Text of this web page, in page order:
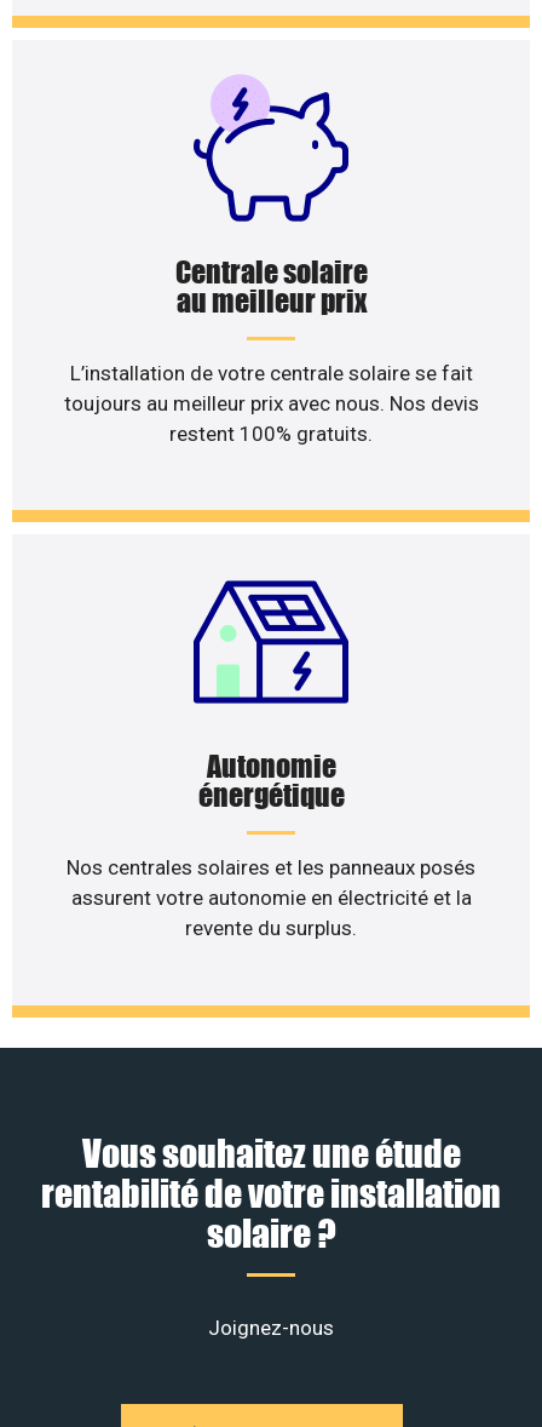
Centrale solaire
au meilleur prix
L’installation de votre centrale solaire se fait
toujours au meilleur prix avec nous. Nos devis
restent 100% gratuits.
Autonomie
énergétique
Nos centrales solaires et les panneaux posés
assurent votre autonomie en électricité et la
revente du surplus.
Vous souhaitez une étude
rentabilité de votre installation
solaire ?
Joignez-nous